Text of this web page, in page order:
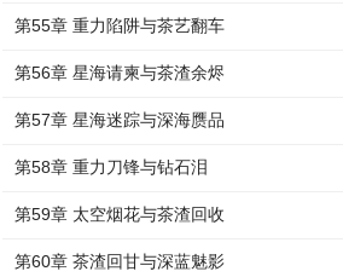
第55章 重力陷阱与茶艺翻车
第56章 星海请柬与茶渣余烬
第57章 星海迷踪与深海赝品
第58章 重力刀锋与钻石泪
第59章 太空烟花与茶渣回收
第60章 茶渣回甘与深蓝魅影